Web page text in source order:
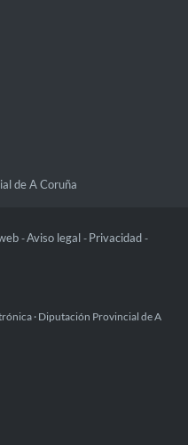
de A Coruña
-Aviso legal - Privacidad -
· Diputación Provincial de A